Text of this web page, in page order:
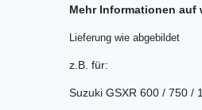
Mehr Informationen auf
Lieferung wie abgebildet
z.B. für:
Suzuki GSXR 600 / 750 /